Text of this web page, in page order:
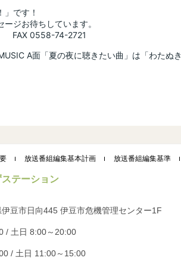
」です！
ジお待ちしています。
FAX 0558-74-2721
A面「夏の夜に聴きたい曲」は「わたぬ
放送番組編集基本計画 放送番組編集基準
テーション
豆市日向445 伊豆市危機管理センター1F
/ 土日 8:00～20:00
/ 土日 11:00～15:00